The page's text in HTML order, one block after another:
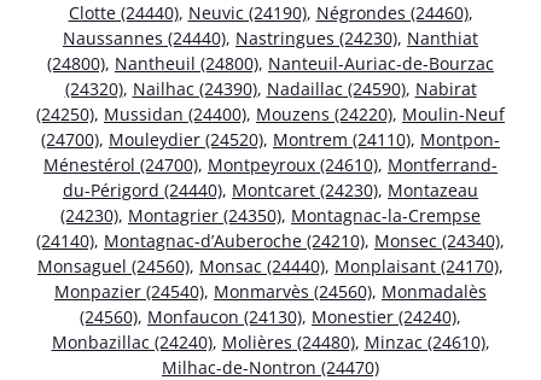
Clotte (24440), Neuvic (24190), Négrondes (24460),
Naussannes (24440), Nastringues (24230), Nanthiat
(24800), Nantheuil (24800), Nanteuil-Auriac-de-Bourzac
(24320), Nailhac (24390), Nadaillac (24590), Nabirat
(24250), Mussidan (24400), Mouzens (24220), Moulin-Neuf
(24700), Mouleydier (24520), Montrem (24110), Montpon-
Ménestérol (24700), Montpeyroux (24610), Montferrand-
du-Périgord (24440), Montcaret (24230), Montazeau
(24230), Montagrier (24350), Montagnac-la-Crempse
(24140), Montagnac-d’Auberoche (24210), Monsec (24340),
Monsaguel (24560), Monsac (24440), Monplaisant (24170),
Monpazier (24540), Monmarvès (24560), Monmadalès
(24560), Monfaucon (24130), Monestier (24240),
Monbazillac (24240), Molières (24480), Minzac (24610),
Milhac-de-Nontron (24470)